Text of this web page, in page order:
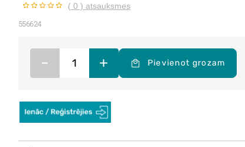
( 0 ) atsauksmes
556624
– + Pievienot grozam